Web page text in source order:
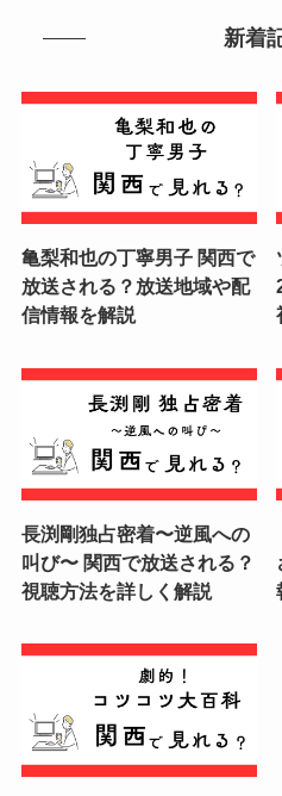
新着
亀梨和也の丁寧男子 関西で
放送される？放送地域や配
信情報を解説
長渕剛独占密着〜逆風への
叫び〜 関西で放送される？
視聴方法を詳しく解説